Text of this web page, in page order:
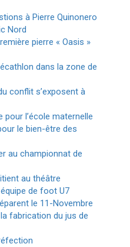
à Pierre Quinonero
Nord
pierre « Oasis »
dans la zone de
conflit s’exposent à
pour l’école maternelle
le bien-être des
au championnat de
au théâtre
de foot U7
le 11-Novembre
fabrication du jus de